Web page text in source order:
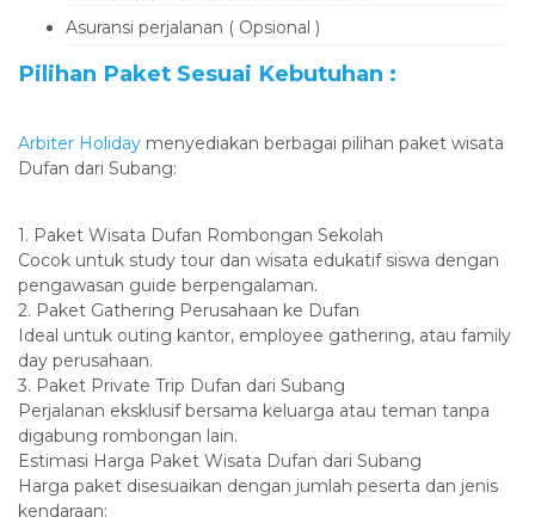
Asuransi perjalanan ( Opsional )
Pilihan Paket Sesuai Kebutuhan :
‎Arbiter Holiday menyediakan berbagai pilihan paket wisata
Dufan dari Subang:
‎1. Paket Wisata Dufan Rombongan Sekolah
‎Cocok untuk study tour dan wisata edukatif siswa dengan
pengawasan guide berpengalaman.
‎2. Paket Gathering Perusahaan ke Dufan
‎Ideal untuk outing kantor, employee gathering, atau family
day perusahaan.
‎3. Paket Private Trip Dufan dari Subang
‎Perjalanan eksklusif bersama keluarga atau teman tanpa
digabung rombongan lain.
‎Estimasi Harga Paket Wisata Dufan dari Subang
‎Harga paket disesuaikan dengan jumlah peserta dan jenis
kendaraan: